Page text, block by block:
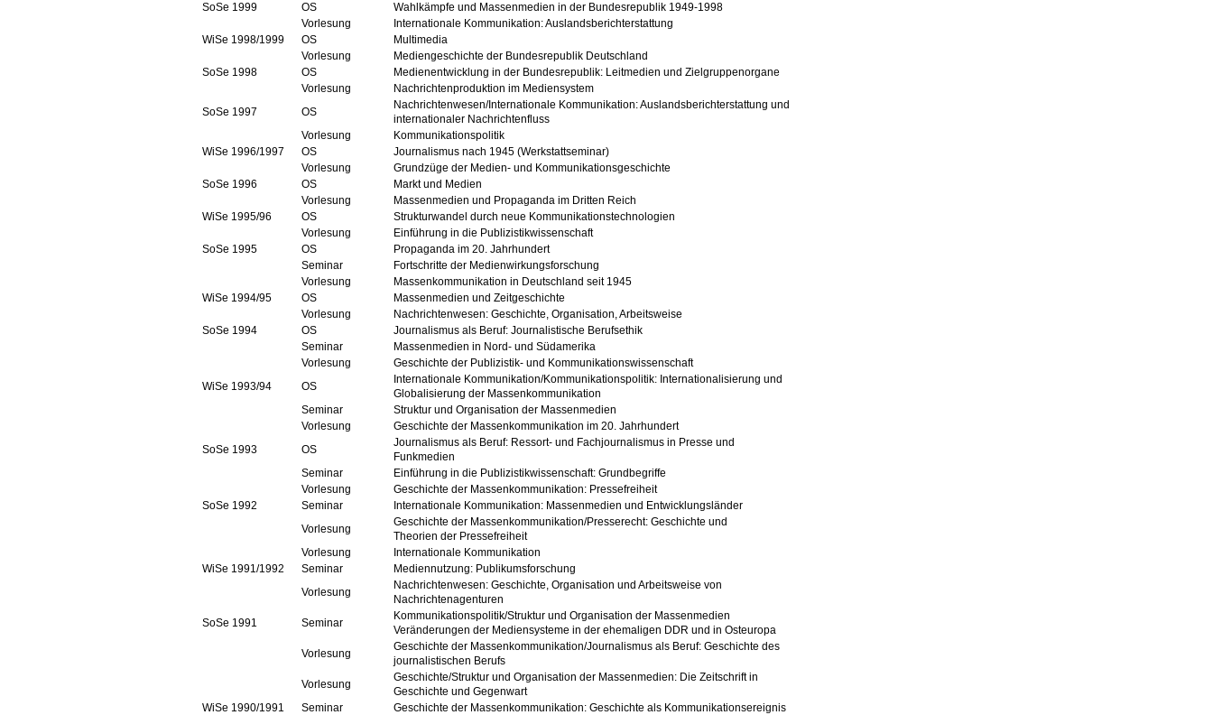
SoSe 1999
OS
Wahlkämpfe und Massenmedien in der Bundesrepublik 1949-1998
Vorlesung
Internationale Kommunikation: Auslandsberichterstattung
WiSe 1998/1999
OS
Multimedia
Vorlesung
Mediengeschichte der Bundesrepublik Deutschland
SoSe 1998
OS
Medienentwicklung in der Bundesrepublik: Leitmedien und Zielgruppenorgane
Vorlesung
Nachrichtenproduktion im Mediensystem
SoSe 1997
OS
Nachrichtenwesen/Internationale Kommunikation: Auslandsberichterstattung und
internationaler Nachrichtenfluss
Vorlesung
Kommunikationspolitik
WiSe 1996/1997
OS
Journalismus nach 1945 (Werkstattseminar)
Vorlesung
Grundzüge der Medien- und Kommunikationsgeschichte
SoSe 1996
OS
Markt und Medien
Vorlesung
Massenmedien und Propaganda im Dritten Reich
WiSe 1995/96
OS
Strukturwandel durch neue Kommunikationstechnologien
Vorlesung
Einführung in die Publizistikwissenschaft
SoSe 1995
OS
Propaganda im 20. Jahrhundert
Seminar
Fortschritte der Medienwirkungsforschung
Vorlesung
Massenkommunikation in Deutschland seit 1945
WiSe 1994/95
OS
Massenmedien und Zeitgeschichte
Vorlesung
Nachrichtenwesen: Geschichte, Organisation, Arbeitsweise
SoSe 1994
OS
Journalismus als Beruf: Journalistische Berufsethik
Seminar
Massenmedien in Nord- und Südamerika
Vorlesung
Geschichte der Publizistik- und Kommunikationswissenschaft
WiSe 1993/94
OS
Internationale Kommunikation/Kommunikationspolitik: Internationalisierung und
Globalisierung der Massenkommunikation
Seminar
Struktur und Organisation der Massenmedien
Vorlesung
Geschichte der Massenkommunikation im 20. Jahrhundert
SoSe 1993
OS
Journalismus als Beruf: Ressort- und Fachjournalismus in Presse und
Funkmedien
Seminar
Einführung in die Publizistikwissenschaft: Grundbegriffe
Vorlesung
Geschichte der Massenkommunikation: Pressefreiheit
SoSe 1992
Seminar
Internationale Kommunikation: Massenmedien und Entwicklungsländer
Vorlesung
Geschichte der Massenkommunikation/Presserecht: Geschichte und
Theorien der Pressefreiheit
Vorlesung
Internationale Kommunikation
WiSe 1991/1992
Seminar
Mediennutzung: Publikumsforschung
Vorlesung
Nachrichtenwesen: Geschichte, Organisation und Arbeitsweise von
Nachrichtenagenturen
SoSe 1991
Seminar
Kommunikationspolitik/Struktur und Organisation der Massenmedien
Veränderungen der Mediensysteme in der ehemaligen DDR und in Osteuropa
Vorlesung
Geschichte der Massenkommunikation/Journalismus als Beruf: Geschichte des
journalistischen Berufs
Vorlesung
Geschichte/Struktur und Organisation der Massenmedien: Die Zeitschrift in
Geschichte und Gegenwart
WiSe 1990/1991
Seminar
Geschichte der Massenkommunikation: Geschichte als Kommunikationsereignis